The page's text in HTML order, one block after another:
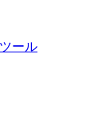
ール